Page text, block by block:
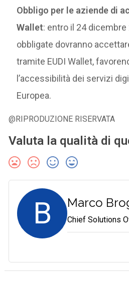
Obbligo per le aziende di
Wallet: entro il 24 dicembre
obbligate dovranno
tramite EUDI Wallet,
l’accessibilità dei servizi
Europea.
@RIPRODUZIONE RISERVATA
Valuta la qualità di
B Marco
Chief Solutions